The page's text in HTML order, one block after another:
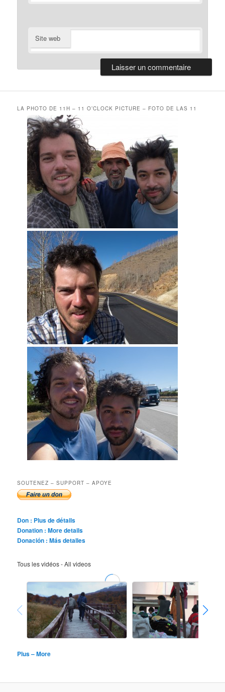
Site web
LA PHOTO DE 11H – 11 O’CLOCK PICTURE – FOTO DE LAS 11
SOUTENEZ – SUPPORT – APOYE
Don : Plus de détails
Donation : More details
Donación : Más detalles
Tous les vidéos - All videos
Plus – More